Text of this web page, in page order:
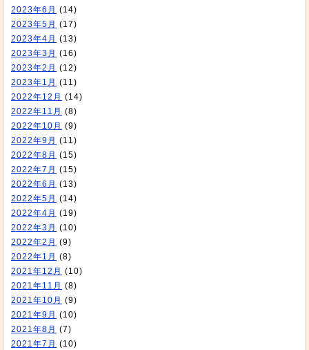
2023年6月 (14)
2023年5月 (17)
2023年4月 (13)
2023年3月 (16)
2023年2月 (12)
2023年1月 (11)
2022年12月 (14)
2022年11月 (8)
2022年10月 (9)
2022年9月 (11)
2022年8月 (15)
2022年7月 (15)
2022年6月 (13)
2022年5月 (14)
2022年4月 (19)
2022年3月 (10)
2022年2月 (9)
2022年1月 (8)
2021年12月 (10)
2021年11月 (8)
2021年10月 (9)
2021年9月 (10)
2021年8月 (7)
2021年7月 (10)